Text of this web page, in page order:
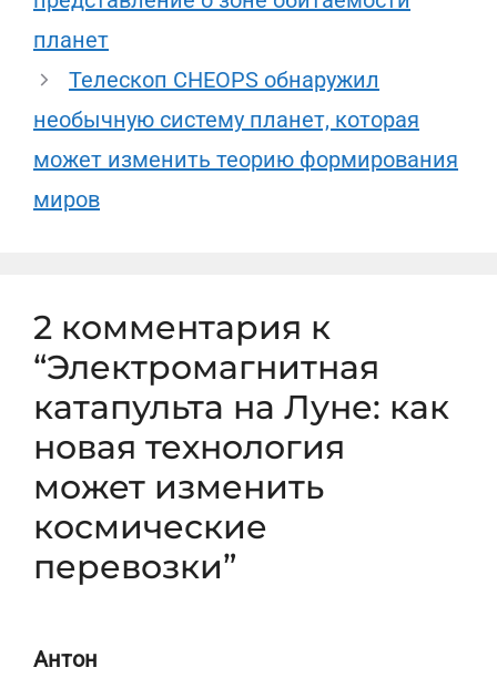
планет
Телескоп CHEOPS обнаружил
необычную систему планет, которая
может изменить теорию формирования
миров
2 комментария к
“Электромагнитная
катапульта на Луне: как
новая технология
может изменить
космические
перевозки”
Антон